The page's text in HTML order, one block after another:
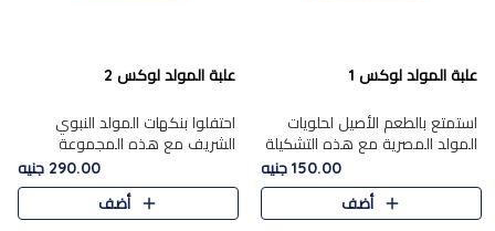
علبة المولد لوكس 1
استمتع بالطعم الأصيل لحلويات
المولد المصرية مع هذه التشكيلة
المختارة بعناية من 9 قطع. تتضمن
التشكيلة جوزرية مع فول،ملبان
150.00 جنيه
أضف
علبة المولد لوكس 2
احتفلوا بنكهات المولد النبوي
الشريف مع هذه المجموعة
الفاخرة المكونة من 19 قطعة،
والتي تم اختيارها بعناية فائقة لتُبرز
تشكيلة واسعة من الحلويات
290.00 جنيه
أضف